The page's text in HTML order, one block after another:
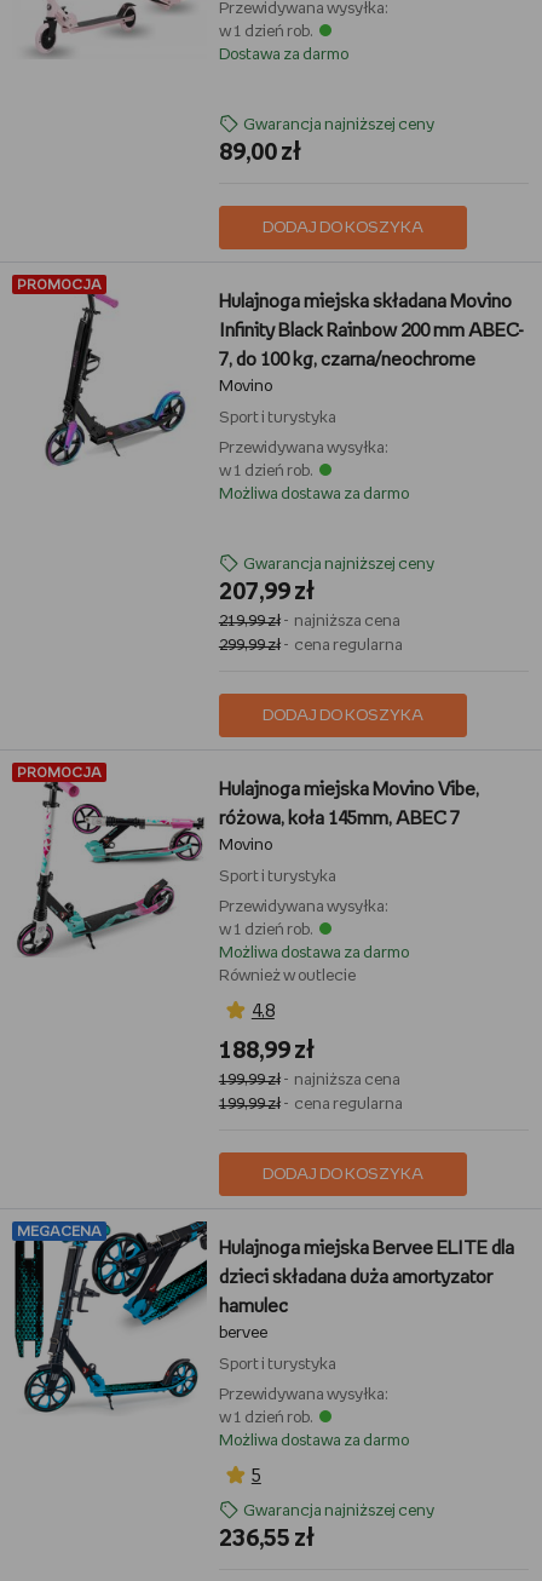
Przewidywana wysyłka:
w 1 dzień rob.
Dostawa za darmo
Gwarancja najniższej ceny
89,00 zł
DODAJ DO KOSZYKA
PROMOCJA
Hulajnoga miejska składana Movino
Infinity Black Rainbow 200 mm ABEC-
7, do 100 kg, czarna/neochrome
Movino
Sport i turystyka
Przewidywana wysyłka:
w 1 dzień rob.
Możliwa dostawa za darmo
Gwarancja najniższej ceny
207,99 zł
219,99 zł- najniższa cena
299,99 zł- cena regularna
DODAJ DO KOSZYKA
PROMOCJA
Hulajnoga miejska Movino Vibe,
różowa, koła 145mm, ABEC 7
Movino
Sport i turystyka
Przewidywana wysyłka:
w 1 dzień rob.
Możliwa dostawa za darmo
Również w outlecie
4,8
188,99 zł
199,99 zł- najniższa cena
199,99 zł- cena regularna
DODAJ DO KOSZYKA
MEGACENA
Hulajnoga miejska Bervee ELITE dla
dzieci składana duża amortyzator
hamulec
bervee
Sport i turystyka
Przewidywana wysyłka:
w 1 dzień rob.
Możliwa dostawa za darmo
5
Gwarancja najniższej ceny
236,55 zł